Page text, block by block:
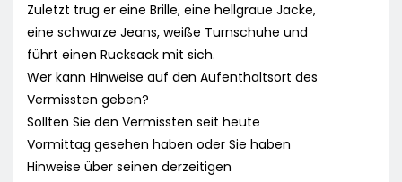
Zuletzt trug er eine Brille, eine hellgraue Jacke,
eine schwarze Jeans, weiße Turnschuhe und
führt einen Rucksack mit sich.
Wer kann Hinweise auf den Aufenthaltsort des
Vermissten geben?
Sollten Sie den Vermissten seit heute
Vormittag gesehen haben oder Sie haben
Hinweise über seinen derzeitigen